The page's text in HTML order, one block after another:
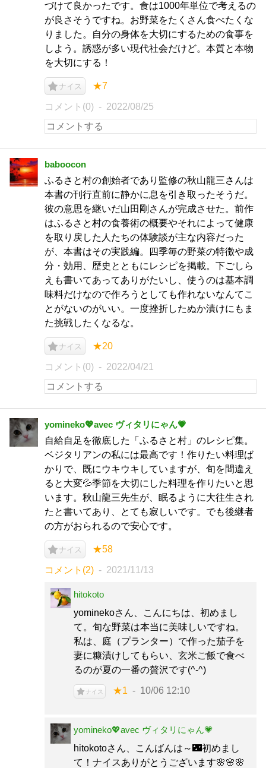
づけて良かったです。食は1000年単位で考えるの
が良さそうですね。お野菜をたくさん食べたくな
りました。自分の身体を大切にするための食事を
しよう。誘惑が多い現代社会だけど。本質と本物
を大切にする！
ナイス ★7
コメント(0) 2022/08/25
baboocon
ふるさと村の創始者であり監修の秋山龍三さんは
本書の刊行直前に静かに息を引き取ったそうだ。
彼の意思を継いだ山田剛さんが完成させた。前作
はふるさと村の食養術の概要やそれによって健康
を取り戻した人たちの体験談が主な内容だった
が、本書はその実践編。四季毎の野菜の特徴や成
分・効用、歴史とともにレシピを掲載。下ごしら
えも書いてあってありがたいし、使うのは基本調
味料だけなので作ろうとしても作れないなんてこ
とがないのがいい。一度挫折したぬか漬けにもま
た挑戦したくなるな。
ナイス ★20
コメント(0) 2022/04/21
yomineko💖avec ヴィタリにゃん💗
自給自足を徹底した「ふるさと村」のレシピ集。
ベジタリアンの私には最高です！作りたい料理ば
かりで、既にウキウキしていますが、旬を間違え
ると大変💦季節を大切にした料理を作りたいと思
います。秋山龍三先生が、眠るように大往生され
たと書いてあり、とても寂しいです。でも後継者
の方がおられるので安心です。
ナイス ★58
コメント(2) 2021/11/13
hitokoto
yominekoさん、こんにちは、初めまし
て。旬な野菜は本当に美味しいですね。
私は、庭（プランター）で作った茄子を
妻に糠漬けしてもらい、玄米ご飯で食べ
るのが夏の一番の贅沢です(^-^)
ナイス ★1 10/06 12:10
yomineko💖avec ヴィタリにゃん💗
hitokotoさん、こんばんは～🌃初めまし
て！ナイスありがとうございます🌸🌸🌸